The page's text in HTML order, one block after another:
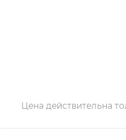
Цена действительна